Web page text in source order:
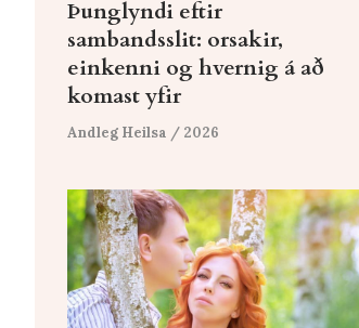
Þunglyndi eftir
sambandsslit: orsakir,
einkenni og hvernig á að
komast yfir
Andleg Heilsa / 2026